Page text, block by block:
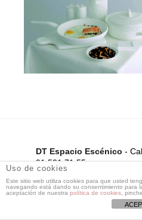
DT Espacio Escénico -
91 521 71 55 -
Uso de cookies
Este sitio web utiliza cookies para que usted
navegando está dando su consentimiento para
aceptación de nuestra política de cookies ,